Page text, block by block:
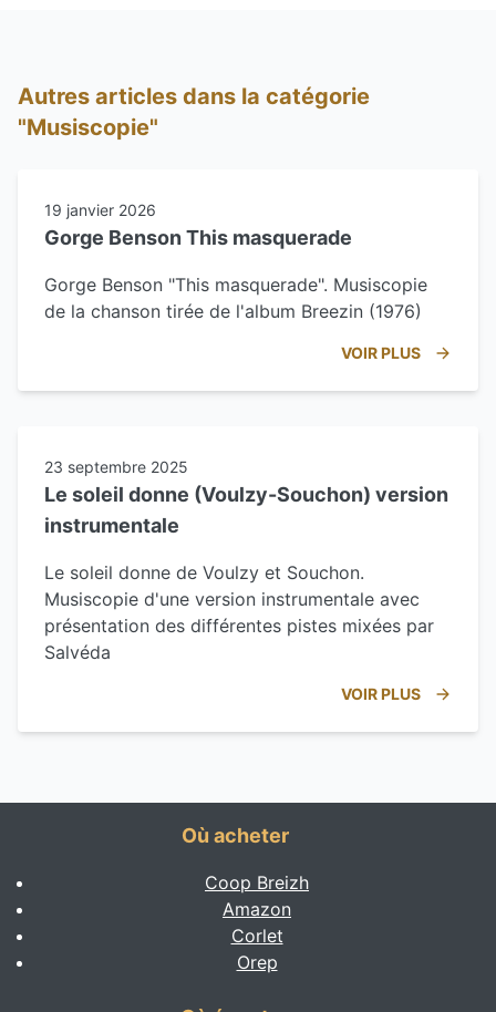
Autres articles dans la catégorie
"Musiscopie"
19 janvier 2026
Gorge Benson This masquerade
Gorge Benson "This masquerade". Musiscopie
de la chanson tirée de l'album Breezin (1976)
VOIR PLUS
23 septembre 2025
Le soleil donne (Voulzy-Souchon) version
instrumentale
Le soleil donne de Voulzy et Souchon.
Musiscopie d'une version instrumentale avec
présentation des différentes pistes mixées par
Salvéda
VOIR PLUS
Où acheter
Coop Breizh
Amazon
Corlet
Orep